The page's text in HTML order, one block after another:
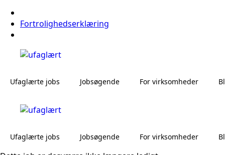
Fortrolighedserklæring
Ufaglærte jobs Jobsøgende For virksomheder
Ufaglærte jobs Jobsøgende For virksomheder